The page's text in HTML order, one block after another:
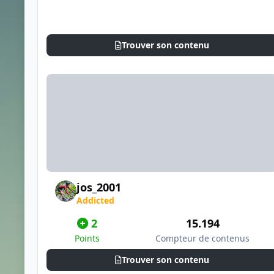
Trouver son contenu
jos_2001
Addicted
2
Points
15.194
Compteur de contenus
Trouver son contenu